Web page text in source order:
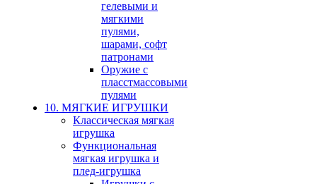
гелевыми и
мягкими
пулями,
шарами, софт
патронами
Оружие с
пласстмассовыми
пулями
10. МЯГКИЕ ИГРУШКИ
Классическая мягкая
игрушка
Функциональная
мягкая игрушка и
плед-игрушка